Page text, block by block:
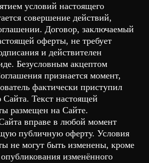
условий настоящего
совершение действий,
Договор, заключаемый
оферты, не требует
и действителен
Безусловным акцептом
признается момент,
фактически приступил
Текст настоящей
размещен на Сайте.
вправе в любой момент
публичную оферту. Условия
не могут быть изменены, кроме
изменённого